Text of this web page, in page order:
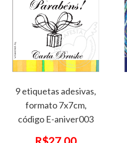
9 etiquetas adesivas,
formato 7x7cm,
código E-aniver003